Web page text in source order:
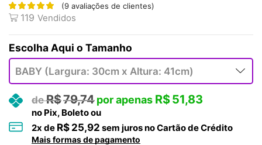
(9 avaliações de clientes)
119 Vendidos
Tamanho
R$79,74 R$51,83
no Pix, Boleto ou
2x de R$ 25,92 sem juros no Cartão de Crédito
Mais formas de pagamento